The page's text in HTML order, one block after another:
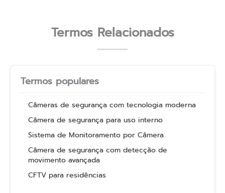
Termos Relacionados
Termos populares
Câmeras de segurança com tecnologia moderna
Câmera de segurança para uso interno
Sistema de Monitoramento por Câmera
Câmera de segurança com detecção de
movimento avançada
CFTV para residências